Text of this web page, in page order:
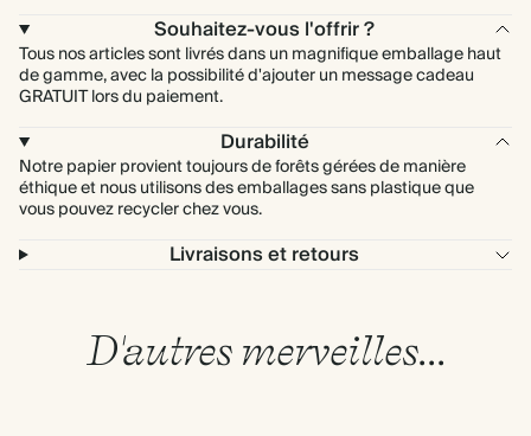
Souhaitez-vous l'offrir ?
Tous nos articles sont livrés dans un magnifique emballage haut
de gamme, avec la possibilité d'ajouter un message cadeau
GRATUIT lors du paiement.
Durabilité
Notre papier provient toujours de forêts gérées de manière
éthique et nous utilisons des emballages sans plastique que
vous pouvez recycler chez vous.
Livraisons et retours
D'autres merveilles...